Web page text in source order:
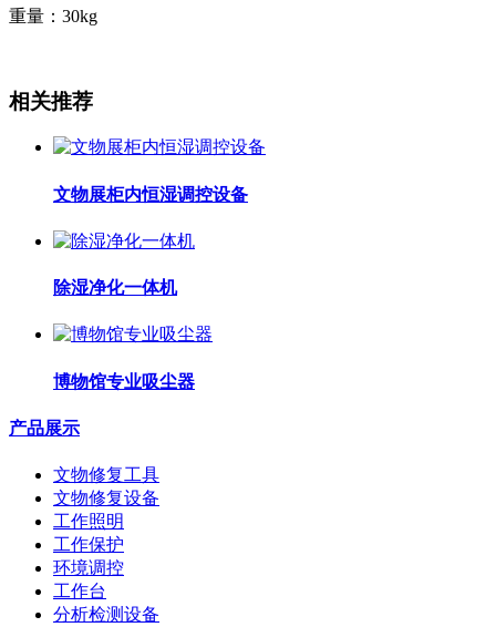
重量：30kg
相关推荐
文物展柜内恒湿调控设备
除湿净化一体机
博物馆专业吸尘器
产品展示
文物修复工具
文物修复设备
工作照明
工作保护
环境调控
工作台
分析检测设备